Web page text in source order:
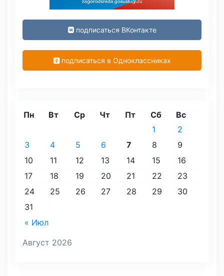
подписаться ВКонтакте
подписаться в Одноклассниках
Август 2026
Пн Вт Ср Чт Пт Сб Вс
« Июл
1
2
3
4 5 6 7 8
9
10
11 12 13 14 15
16
17
18 19 20 21 22
23
24
25 26 27 28 29
30
31